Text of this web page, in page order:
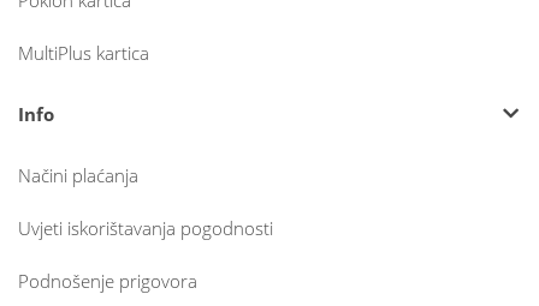
MultiPlus kartica
Info
Načini plaćanja
Uvjeti iskorištavanja pogodnosti
Podnošenje prigovora